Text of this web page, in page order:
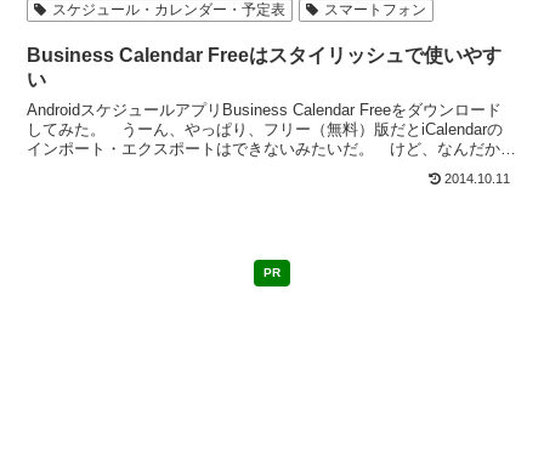
スケジュール・カレンダー・予定表
スマートフォン
Business Calendar Freeはスタイリッシュで使いやす
い
AndroidスケジュールアプリBusiness Calendar Freeをダウンロード
してみた。 うーん、やっぱり、フリー（無料）版だとiCalendarの
インポート・エクスポートはできないみたいだ。 けど、なんだかと
2014.10.11
PR